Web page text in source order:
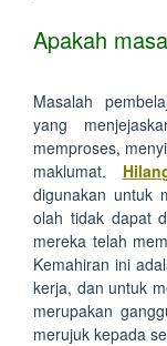
Apakah
Masalah
yang
memproses,
maklumat.
digunakan untuk
olah tidak dapat
mereka telah
Kemahiran ini
kerja, dan untuk
merupakan
merujuk kepada